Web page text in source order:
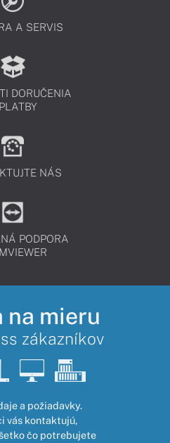
A SERVIS
DORUČENIA
NÁS
PODPORA
na mieru
zákazníkov
a požiadavky.
vás kontaktujú,
čo potrebujete